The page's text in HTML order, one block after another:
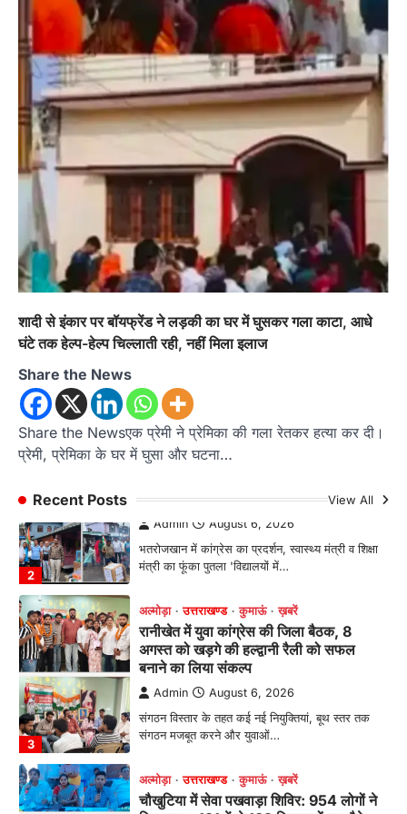
शादी से इंकार पर बॉयफ्रेंड ने लड़की का घर में घुसकर गला काटा, आधे
घंटे तक हेल्प-हेल्प चिल्लाती रही, नहीं मिला इलाज
Share the News
Share the Newsएक प्रेमी ने प्रेमिका की गला रेतकर हत्या कर दी।
प्रेमी, प्रेमिका के घर में घुसा और घटना…
Recent Posts View All
4
अल्मोड़ा उत्तराखण्ड कुमाऊं ख़बरें
चौखुटिया में सेवा पखवाड़ा शिविर: 954 लोगों ने
लिया लाभ, 191 में से 182 शिकायतों का मौके
पर हुआ निस्तारण
Admin August 5, 2026
तड़ागताल में आयोजित सेवा पखवाड़ा शिविर में 954 लोगों
ने किया प्रतिभाग जिलाधिकारी अंशुल सिंह…
1
अल्मोड़ा
मानिला देवी मंदिर में श्रीमद्भागवत कथा के चतुर्थ
दिवस धूमधाम से मनाया गया श्रीकृष्ण जन्मोत्सव,
राज्य मंत्री कैलाश पंत ने किया कथा श्रवण
Admin August 6, 2026
आयोजित श्रीमद्भागवत कथा के चतुर्थ दिवस गुरुवार को…
2
रानीखेत में शिक्षा-स्वास्थ्य व्यवस्था पर फूटा
कांग्रेस का गुस्सा, मंत्री और सरकार का पुतला
फूंका
Admin August 6, 2026
3
रानीखेत में युवा कांग्रेस की जिला बैठक, 8
अगस्त को खड़गे की हल्द्वानी रैली को सफल
Admin August 6, 2026
संगठन विस्तार के तहत कई नई नियुक्तियां, बूथ स्तर तक
संगठन मजबूत करने और युवाओं…
चौखुटिया में सेवा पखवाड़ा शिविर: 954 लोगों ने
लिया लाभ, 191 में से 182 शिकायतों का मौके
Admin August 5, 2026